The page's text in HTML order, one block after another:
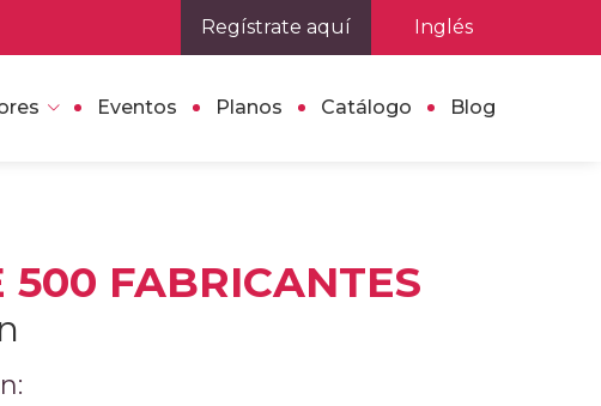
Regístrate aquí Inglés
Eventos Planos Catálogo Blog
500 FABRICANTES